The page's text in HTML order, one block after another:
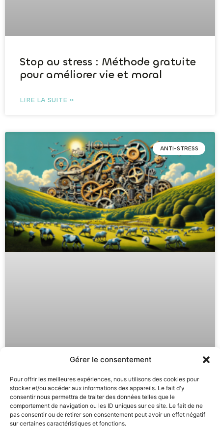
Gérer le consentement
Pour offrir les meilleures expériences, nous utilisons des cookies pour
stocker et/ou accéder aux informations des appareils. Le fait d'y
consentir nous permettra de traiter des données telles que le
comportement de navigation ou les ID uniques sur ce site. Le fait de ne
pas consentir ou de retirer son consentement peut avoir un effet négatif
sur certaines caractéristiques et fonctions.
Stop au stress : Méthode gratuite
pour améliorer vie et moral
LIRE LA SUITE »
ANTI-STRESS
Reprogrammer son esprit pour
éliminer le stress et se sentir bien
LIRE LA SUITE »